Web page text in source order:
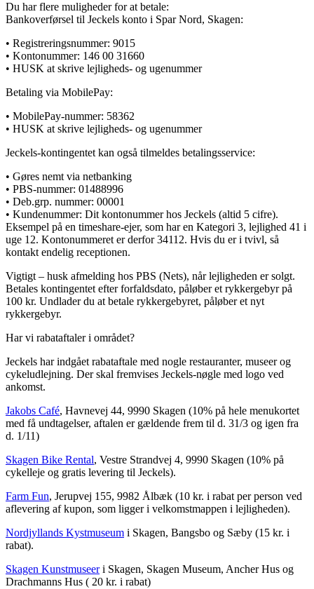
Du har flere muligheder for at betale:
Bankoverførsel til Jeckels konto i Spar Nord, Skagen:
• Registreringsnummer: 9015
• Kontonummer: 146 00 31660
• HUSK at skrive lejligheds- og ugenummer
Betaling via MobilePay:
• MobilePay-nummer: 58362
• HUSK at skrive lejligheds- og ugenummer
Jeckels-kontingentet kan også tilmeldes betalingsservice:
• Gøres nemt via netbanking
• PBS-nummer: 01488996
• Deb.grp. nummer: 00001
• Kundenummer: Dit kontonummer hos Jeckels (altid 5 cifre).
Eksempel på en timeshare-ejer, som har en Kategori 3, lejlighed 41 i
uge 12. Kontonummeret er derfor 34112. Hvis du er i tvivl, så
kontakt endelig receptionen.
Vigtigt – husk afmelding hos PBS (Nets), når lejligheden er solgt.
Betales kontingentet efter forfaldsdato, påløber et rykkergebyr på
100 kr. Undlader du at betale rykkergebyret, påløber et nyt
rykkergebyr.
Har vi rabataftaler i området?
Jeckels har indgået rabataftale med nogle restauranter, museer og
cykeludlejning. Der skal fremvises Jeckels-nøgle med logo ved
ankomst.
Jakobs Café, Havnevej 44, 9990 Skagen (10% på hele menukortet
med få undtagelser, aftalen er gældende frem til d. 31/3 og igen fra
d. 1/11)
Skagen Bike Rental, Vestre Strandvej 4, 9990 Skagen (10% på
cykelleje og gratis levering til Jeckels).
Farm Fun, Jerupvej 155, 9982 Ålbæk (10 kr. i rabat per person ved
aflevering af kupon, som ligger i velkomstmappen i lejligheden).
Nordjyllands Kystmuseum i Skagen, Bangsbo og Sæby (15 kr. i
rabat).
Skagen Kunstmuseeri Skagen, Skagen Museum, Ancher Hus og
Drachmanns Hus ( 20 kr. i rabat)